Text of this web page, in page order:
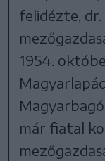
felidézte, dr.
1954.
már fiatal